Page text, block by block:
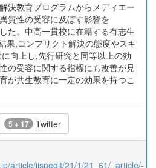
決教育プログラムからメディエー
質性の受容に及ぼす影響を
た。中高一貫校に在籍する有志生
果,コンフリクト解決の態度やスキ
向上し,先行研究と同等以上の効
の受容に関する指標にも改善が見
が共生教育に一定の効果を持つこ
5 + 17 Twitter
article/jjspedit/21/1/21_61/_article/-